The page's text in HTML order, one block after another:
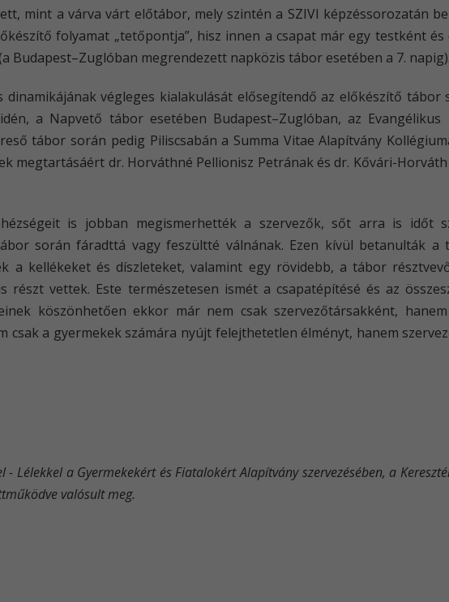
mint a várva várt előtábor, mely szintén a SZIVI képzéssorozatán
folyamat „tetőpontja”, hisz innen a csapat már egy testként
Budapest–Zuglóban megrendezett napközis tábor esetében a 7. napig).
végleges kialakulását elősegítendő az előkészítő tábor
a Napvető tábor esetében Budapest–Zuglóban, az Evangélikus
tábor során pedig Piliscsabán a Summa Vitae Alapítvány
megtartásáért dr. Horváthné Pellionisz Petrának és dr. Kővári-
is jobban megismerhették a szervezők, sőt arra is időt
során fáradttá vagy feszültté válnának. Ezen kívül betanulták a
a kellékeket és díszleteket, valamint egy rövidebb, a tábor
vettek. Este természetesen ismét a csapatépítésé és az
köszönhetően ekkor már nem csak szervezőtársakként,
csak a gyermekek számára nyújt felejthetetlen élményt, hanem
Lélekkel a Gyermekekért és Fiatalokért Alapítvány szervezésében, a
valósult meg.